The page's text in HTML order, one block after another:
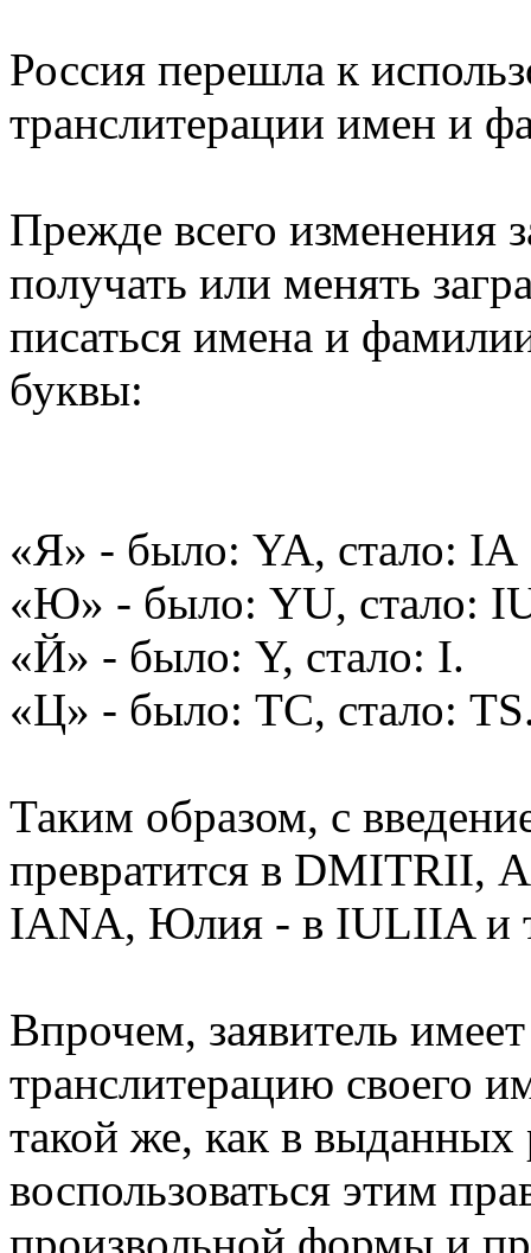
Россия перешла к
транслитерации имен и
Прежде всего изменения
получать или менять
писаться имена и
буквы:
«Я» - было: YA, стало: IA
«Ю» - было: YU, стало:
«Й» - было: Y, стало: I.
«Ц» - было: TC, стало:
Таким образом, с
превратится в
IANA, Юлия - в IULIIA и
Впрочем, заявитель
транслитерацию своего
такой же, как в
воспользоваться этим